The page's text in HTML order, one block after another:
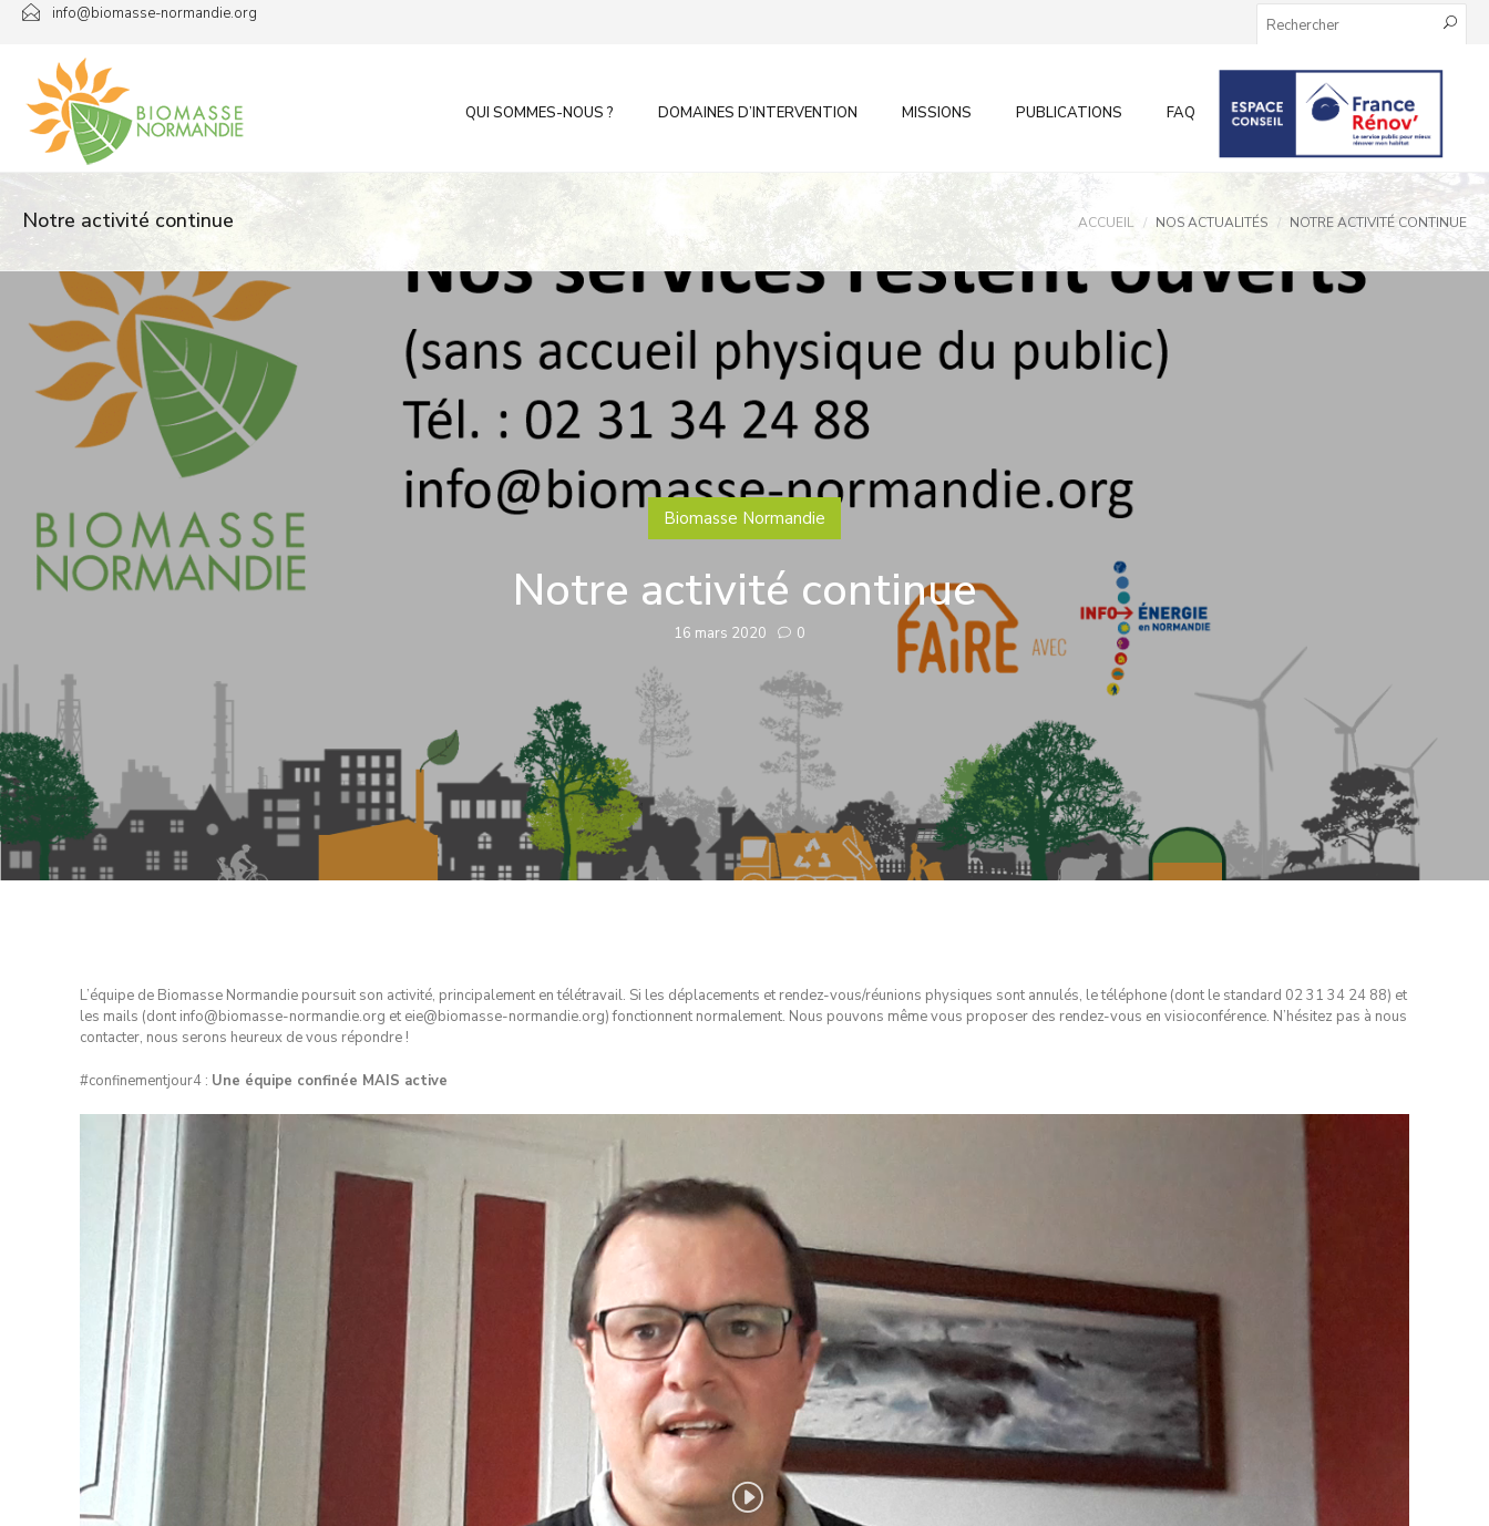
Passer
contenu
info@biomasse-normandie.org
QUI SOMMES-NOUS ? DOMAINES D’INTERVENTION MISSIONS PUBLICATIONS FAQ INFOS AUX PARTICULIERS
Notre activité continue ACCUEIL NOS ACTUALITÉS NOTRE ACTIVITÉ CONTINUE
Biomasse Normandie
Notre activité continue
16 mars 2020 0
L’équipe de Biomasse Normandie poursuit son activité, principalement en télétravail. Si les déplacements et rendez-vous/réunions physiques sont annulés, le téléphone (dont le standard 02 31 34 24 88) et
les mails (dont info@biomasse-normandie.org et eie@biomasse-normandie.org) fonctionnent normalement. Nous pouvons même vous proposer des rendez-vous en visioconférence. N’hésitez pas à nous
contacter, nous serons heureux de vous répondre !
#confinementjour4 : Une équipe confinée MAIS active
Lecteur
vidéo